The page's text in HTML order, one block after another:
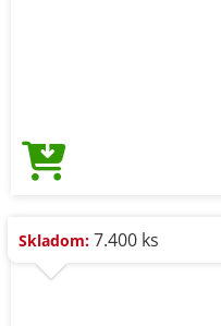
Skladom: 7.400 ks